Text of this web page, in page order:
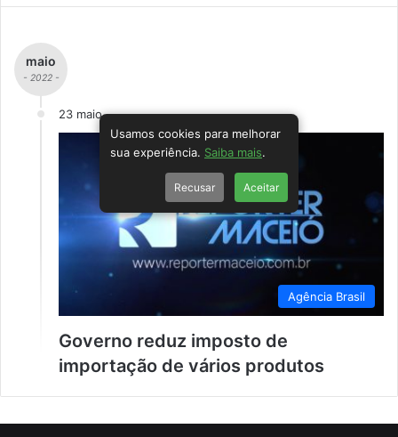
maio
- 2022 -
23 maio
Agência Brasil
Governo reduz imposto de
importação de vários produtos
Usamos cookies para melhorar
sua experiência. Saiba mais.
Recusar Aceitar